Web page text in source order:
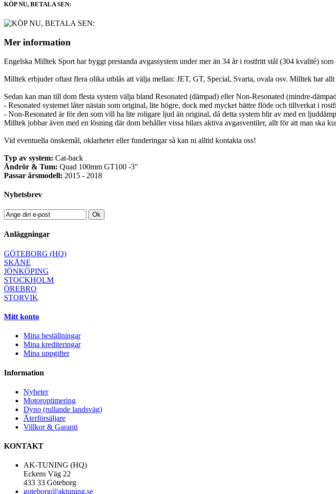
KÖP NU, BETALA SEN:
Mer information
Engelska Milltek Sport har byggt prestanda avgassystem under mer än 34 år i rostfritt stål (304 kvalité)
Milltek erbjuder oftast flera olika utblås att välja mellan: JET, GT, Special, Svarta, ovala osv. Milltek har
Sedan kan man till dom flesta system välja bland Resonated (dämpad) eller Non-Resonated (mindre-
- Resonated systemet låter nästan som original, lite högre, dock med mycket bättre flöde och tillverkat i
- Non-Resonated är för den som vill ha lite roligare ljud än original, då detta system blir av med en
Milltek jobbar även med en lösning där dom behåller vissa bilars aktiva avgasventiler, allt för att man ska
Vid eventuella önskemål, oklarheter eller funderingar så kan ni alltid kontakta oss!
Typ av system: Cat-back
Ändrör & Tum: Quad 100mm GT100 -3"
Passar årsmodell: 2015 - 2018
Nyhetsbrev
Ok
Anläggningar
GÖTEBORG (HQ)
SKÅNE
JÖNKÖPING
STOCKHOLM
ÖREBRO
STORVIK
Mitt konto
Mina beställningar
Mina krediteringar
Mina uppgifter
Information
Nyheter
Motoroptimering
Dyno (rullande landsväg)
Återförsäljare
Villkor & Garanti
KONTAKT
AK-TUNING (HQ)
Eckens Väg 22
433 33 Göteborg
goteborg@aktuning.se